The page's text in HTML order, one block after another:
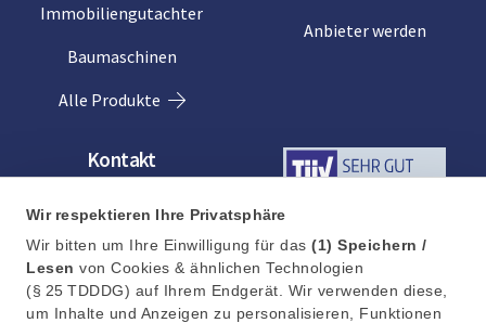
Wir respektieren Ihre Privatsphäre
Wir bitten um Ihre Einwilligung für das (1) Speichern /
Lesen von Cookies & ähnlichen Technologien
(§ 25 TDDDG) auf Ihrem Endgerät. Wir verwenden diese,
um Inhalte und Anzeigen zu personalisieren, Funktionen
Immobiliengutachter
Baumaschinen
Alle Produkte
Anbieter werden
Kontakt
info@tradingtwins.com